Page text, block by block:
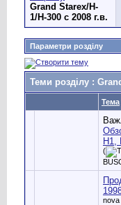
Grand Starex/H-
1/H-300 с 2008 г.в.
Параметри розділу
Теми розділу :
Тема
H1,
(
nova